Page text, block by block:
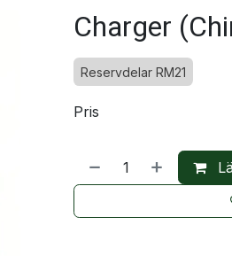
Charger
Reservdelar RM21
Pris